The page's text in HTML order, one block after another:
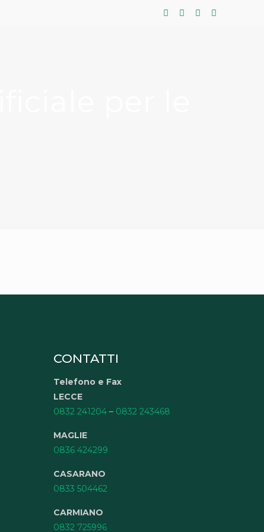
CONTATTI
Telefono e Fax
LECCE
0832 241204 – 0832 243468
MAGLIE
0836 424299
CASARANO
0833 504462
CARMIANO
0832 725996